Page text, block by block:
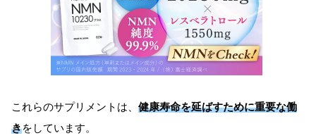
これらのサプリメントは、 健康寿命を延ばすために重要な働
きをしています。